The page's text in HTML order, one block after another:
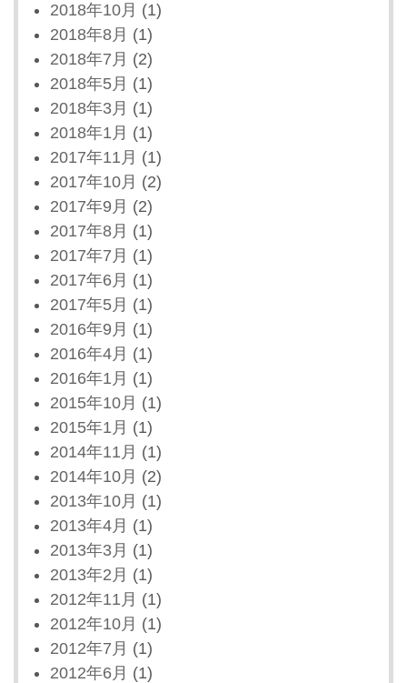
2018年10月 (1)
2018年8月 (1)
2018年7月 (2)
2018年5月 (1)
2018年3月 (1)
2018年1月 (1)
2017年11月 (1)
2017年10月 (2)
2017年9月 (2)
2017年8月 (1)
2017年7月 (1)
2017年6月 (1)
2017年5月 (1)
2016年9月 (1)
2016年4月 (1)
2016年1月 (1)
2015年10月 (1)
2015年1月 (1)
2014年11月 (1)
2014年10月 (2)
2013年10月 (1)
2013年4月 (1)
2013年3月 (1)
2013年2月 (1)
2012年11月 (1)
2012年10月 (1)
2012年7月 (1)
2012年6月 (1)